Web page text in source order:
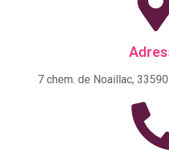
7 chem. de Noaillac,